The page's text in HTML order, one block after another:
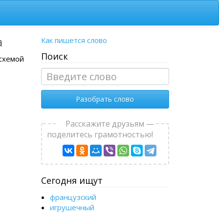
Как пишется слово
Поиск
Разобрать слово
Расскажите друзьям —
поделитесь грамотностью!
Сегодня ищут
французский
игрушечный